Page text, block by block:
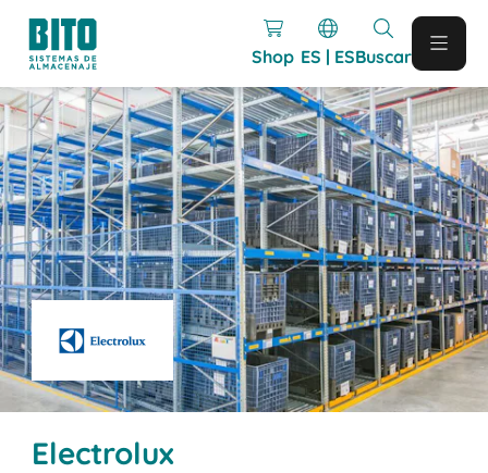
Shop ES | ESBuscar
Electrolux